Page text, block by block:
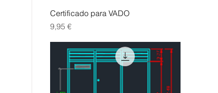
Vista rápida
Certificado para VADO
Precio
9,95 €